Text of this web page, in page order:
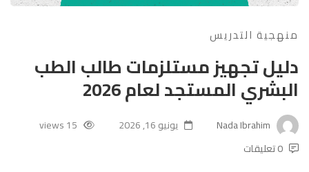
منهجية التدريس
دليل تجهيز مستلزمات طالب الطب
البشري المستجد لعام 2026
يونيو 16, 2026
15 views
0 تعليقات